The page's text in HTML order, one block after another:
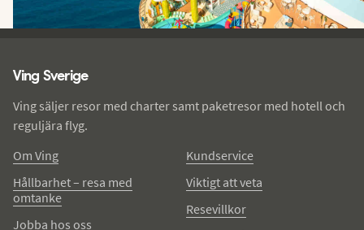
Ving Sverige
Ving säljer resor med charter samt paketresor med hotell och
reguljära flyg.
Om Ving
Hållbarhet – resa med
omtanke
Jobba hos oss
Kundservice
Viktigt att veta
Resevillkor